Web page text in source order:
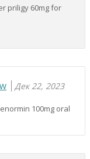
priligy 60mg for
Дек 22, 2023
100mg oral